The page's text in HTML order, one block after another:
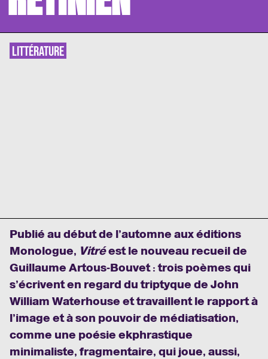
LITTÉRATURE
Publié au début de l’automne aux éditions
Monologue, Vitréest le nouveau recueil de
Guillaume Artous-Bouvet : trois poèmes qui
s’écrivent en regard du triptyque de John
William Waterhouse et travaillent le rapport à
l’image et à son pouvoir de médiatisation,
comme une poésie ekphrastique
minimaliste, fragmentaire, qui joue, aussi,